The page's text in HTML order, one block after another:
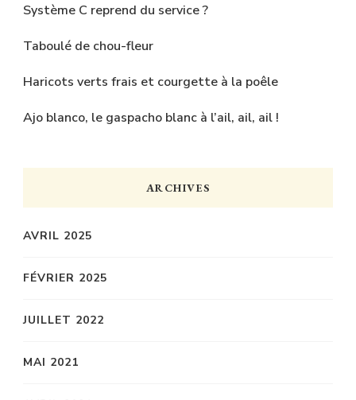
Système C reprend du service ?
Taboulé de chou-fleur
Haricots verts frais et courgette à la poêle
Ajo blanco, le gaspacho blanc à l’ail, ail, ail !
ARCHIVES
AVRIL 2025
FÉVRIER 2025
JUILLET 2022
MAI 2021